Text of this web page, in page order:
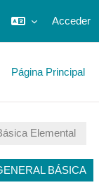
Acceder
Página Principal
Elemental
BÁSICA